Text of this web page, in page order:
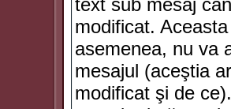
text sub mesaj
modificat.
asemenea, nu va
mesajul (aceştia
modificat şi de